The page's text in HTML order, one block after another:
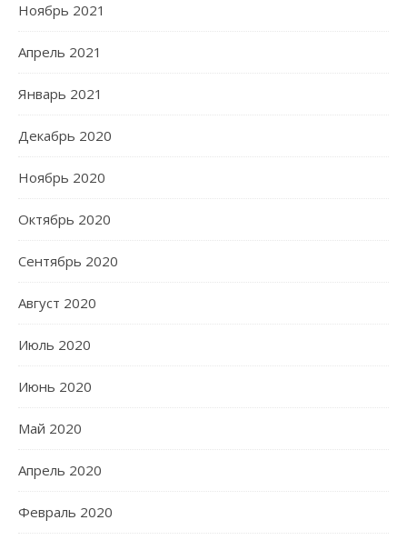
Ноябрь 2021
Апрель 2021
Январь 2021
Декабрь 2020
Ноябрь 2020
Октябрь 2020
Сентябрь 2020
Август 2020
Июль 2020
Июнь 2020
Май 2020
Апрель 2020
Февраль 2020